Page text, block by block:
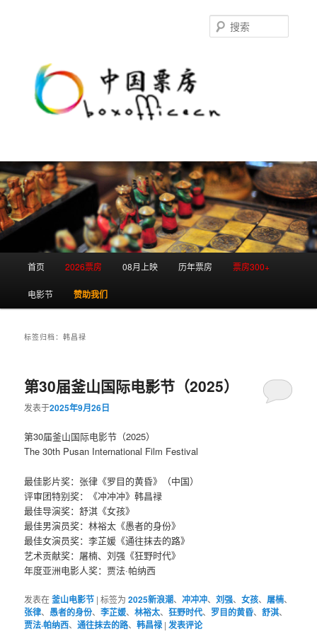
首页 2026票房 08月上映 历年票房 票房300+
电影节 赞助我们
标签归档：韩昌禄
第30届釜山国际电影节（2025）
发表于2025年9月26日
第30届釜山国际电影节（2025）
The 30th Pusan International Film Festival
最佳影片奖：张律《罗目的黄昏》（中国）
评审团特别奖：《冲冲冲》韩昌禄
最佳导演奖：舒淇《女孩》
最佳男演员奖：林裕太《愚者的身份》
最佳女演员奖：李芷媛《通往抹去的路》
艺术贡献奖：屠楠、刘强《狂野时代》
年度亚洲电影人奖：贾法·帕纳西
发表在釜山电影节 |标签为 2025新浪潮、冲冲冲、刘强、女孩、 屠楠、
张律、 愚者的身份、李芷媛、林裕太、狂野时代、 罗目的黄昏、舒淇、
贾法·帕纳西、通往抹去的路、韩昌禄 |发表评论